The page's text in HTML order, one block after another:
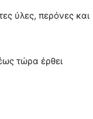
ύλες, περόνες και